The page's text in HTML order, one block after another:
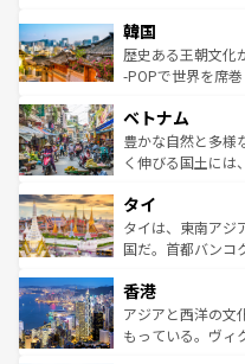
はコンテンツ一覧
いる。アクティビ
ビング、ハイキン
い。オーストラリ
参照してほしい。
ン）、静ひつな山
と山間の静けさが
驚きをもたらして
容にもいいと評判
が味わ
照してほしい。
韓国
歴史ある王朝文化
-POPで世界を席
き、地方に足を延
できる。そして、
まで、さまざまな
リティに包まれな
覧を参照してほし
ベトナム
豊かな自然と多様
く伸びる国土には
急速な発展と共に
ーチミン市のフラ
醸し出している。
とつ。フォーやバ
ひ現地で味わいた
が旅行者を迎えて
タイ
タイは、東南アジ
国だ。首都バンコ
の活気が交差して
帯で自然と触れ合
いビーチでリゾー
香港
アジアと西洋の文
もっている。ヴィ